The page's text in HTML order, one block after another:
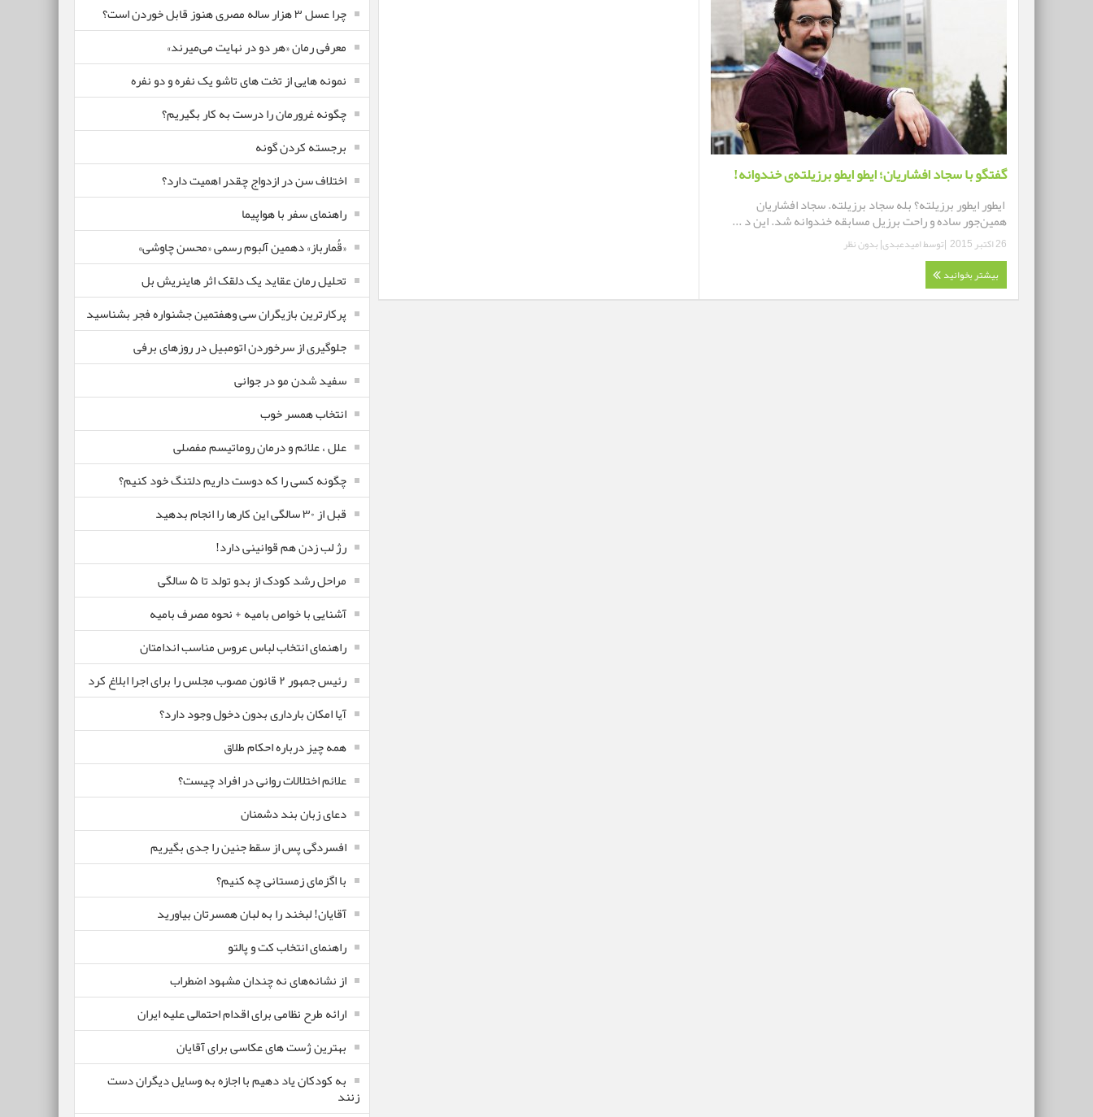
گفتگو با سجاد افشاریان؛ ایطو ایطو برزیلته‌ی خندوانه!
ایطور ایطور برزیلته؟ بله سجاد برزیلته. سجاد افشاریان
همین‌جور ساده و راحت برزیل مسابقه خندوانه شد. این د ...
26 اکتبر 2015 |توسطامیدعبدی|بدون نظر
بیشتر بخوانید
چرا عسل ۳ هزار ساله‌ مصری هنوز قابل خوردن است؟
معرفی رمان «هر دو در نهایت می‌میرند»
نمونه هایی از تخت های تاشو یک نفره و دو نفره
چگونه غرورمان را درست به کار بگیریم؟
برجسته کردن گونه
اختلاف سن در ازدواج چقدر اهمیت دارد؟
راهنمای سفر با هواپیما
«قُمارباز» دهمین آلبوم رسمی «محسن چاوشی»
تحلیل رمان عقاید یک دلقک اثر هاینریش بل
پرکارترین بازیگران سی وهفتمین جشنواره فجر بشناسید
جلوگیری از سرخوردن اتومبیل در روزهای برفی
سفید شدن مو در جوانی
انتخاب همسر خوب
علل ، علائم و درمان روماتیسم مفصلی
چگونه کسی را که دوست داریم دلتنگ خود کنیم؟
قبل از ۳۰ سالگی این کارها را انجام بدهید
رژ لب زدن هم قوانینی دارد!
مراحل رشد کودک از بدو تولد تا ۵ سالگی
آشنایی با خواص بامیه + نحوه مصرف بامیه
راهنمای انتخاب لباس عروس مناسب اندامتان
رئیس جمهور ۲ قانون مصوب مجلس را برای اجرا ابلاغ کرد
آیا امکان بارداری بدون دخول وجود دارد؟
همه چیز درباره احکام طلاق
علائم اختلالات روانی در افراد چیست؟
دعای زبان بند دشمنان
افسردگی پس از سقط جنین را جدی بگیریم
با اگزمای زمستانی چه کنیم؟
آقایان! لبخند را به لبان همسرتان بیاورید
راهنمای انتخاب کت و پالتو
از نشانه‌های نه چندان مشهود اضطراب
ارائه طرح نظامی برای اقدام احتمالی علیه ایران
بهترین ژست های عکاسی برای آقایان
به کودکان یاد دهیم با اجازه به وسایل دیگران دست
زنند